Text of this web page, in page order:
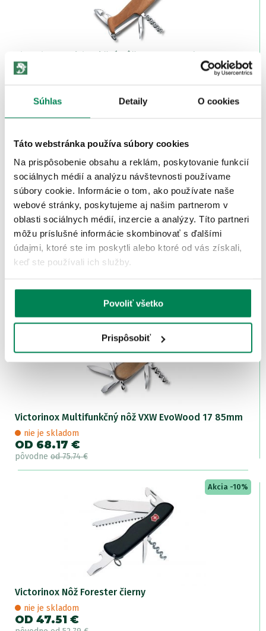
Súhlas Detaily O cookies
Táto webstránka používa súbory cookies
Na prispôsobenie obsahu a reklám, poskytovanie funkcií
sociálnych médií a analýzu návštevnosti používame
súbory cookie. Informácie o tom, ako používate naše
webové stránky, poskytujeme aj našim partnerom v
oblasti sociálnych médií, inzercie a analýzy. Títo partneri
môžu príslušné informácie skombinovať s ďalšími
údajmi, ktoré ste im poskytli alebo ktoré od vás získali,
keď ste používali ich služby.
Povoliť všetko
Prispôsobiť
Victorinox Multifunkčný nôž RangerWood 55
0.9561.63
OD 93.42 €
pôvodneod 109.90 €
Victorinox Nôž Trailmaster Desert
nie je skladom
OD 38.47 €
Victorinox Multifunkčný nôž VXW EvoWood 17 85mm
nie je skladom
OD 68.17 €
pôvodne od 75.74 €
Akcia -10%
Victorinox Nôž Forester čierny
nie je skladom
OD 47.51 €